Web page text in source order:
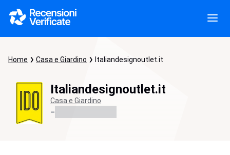
Home Casa e Giardino Italiandesignoutlet.it
Italiandesignoutlet.it
Casa e Giardino
-